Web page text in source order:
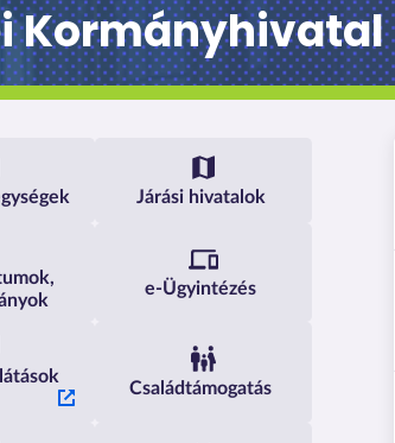
Kormányhivatal
Vármegyei
Járási hivatalok
e-Ügyintézés
Családtámogatás